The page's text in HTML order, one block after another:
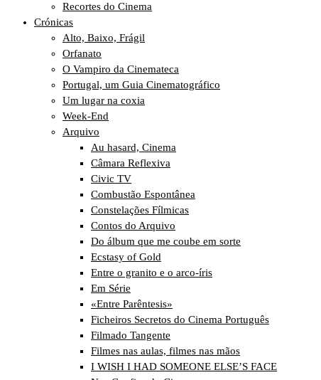
Recortes do Cinema
Crónicas
Alto, Baixo, Frágil
Orfanato
O Vampiro da Cinemateca
Portugal, um Guia Cinematográfico
Um lugar na coxia
Week-End
Arquivo
Au hasard, Cinema
Câmara Reflexiva
Civic TV
Combustão Espontânea
Constelações Fílmicas
Contos do Arquivo
Do álbum que me coube em sorte
Ecstasy of Gold
Entre o granito e o arco-íris
Em Série
«Entre Parêntesis»
Ficheiros Secretos do Cinema Português
Filmado Tangente
Filmes nas aulas, filmes nas mãos
I WISH I HAD SOMEONE ELSE’S FACE